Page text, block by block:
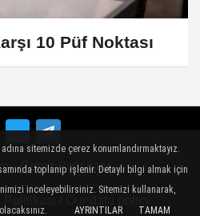
10 Püf Noktası
Çerez Politikası
sitemizde çerez konumlandırmaktayız.
toplanıp işlenir. Detaylı bilgi almak için
inceleyebilirsiniz. Sitemizi kullanarak,
AYRINTILAR TAMAM